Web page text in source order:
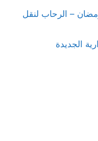
– الرحاب لنقل
الجديدة